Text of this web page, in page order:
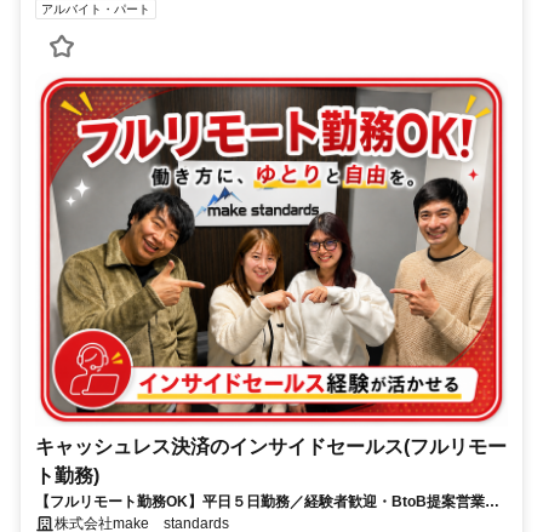
アルバイト・パート
キャッシュレス決済のインサイドセールス(フルリモー
ト勤務)
【フルリモート勤務OK】平日５日勤務／経験者歓迎・BtoB提案営業で
スキルアップ
株式会社make standards